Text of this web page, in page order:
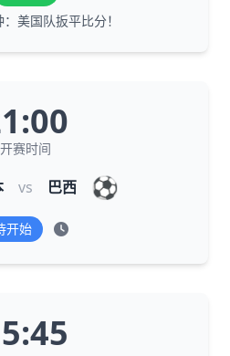
美国队扳平比分！
开赛时间
vs 巴西 ⚽
开始